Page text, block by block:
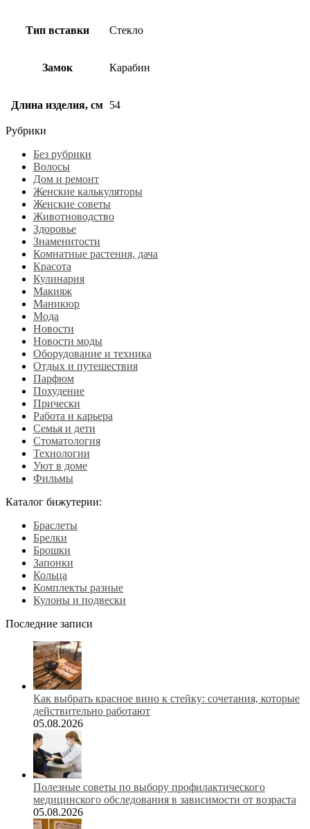
Тип вставки Стекло
Замок Карабин
Длина изделия, см 54
Рубрики
Без рубрики
Волосы
Дом и ремонт
Женские калькуляторы
Женские советы
Животноводство
Здоровье
Знаменитости
Комнатные растения, дача
Красота
Кулинария
Макияж
Маникюр
Мода
Новости
Новости моды
Оборудование и техника
Отдых и путешествия
Парфюм
Похудение
Прически
Работа и карьера
Семья и дети
Стоматология
Технологии
Уют в доме
Фильмы
Каталог бижутерии:
Браслеты
Брелки
Брошки
Запонки
Кольца
Комплекты разные
Кулоны и подвески
Последние записи
Как выбрать красное вино к стейку: сочетания, которые
действительно работают
05.08.2026
Полезные советы по выбору профилактического
медицинского обследования в зависимости от возраста
05.08.2026